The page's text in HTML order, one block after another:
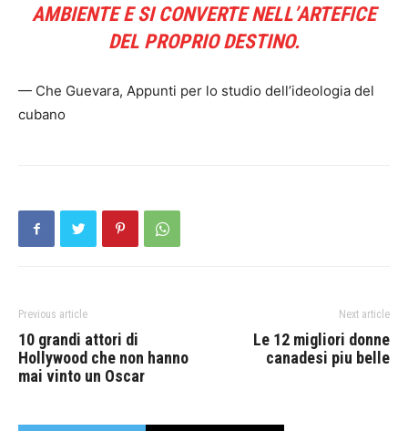
AMBIENTE E SI CONVERTE NELL’ARTEFICE
DEL PROPRIO DESTINO.
— Che Guevara, Appunti per lo studio dell’ideologia del
cubano
Previous article
10 grandi attori di
Hollywood che non hanno
mai vinto un Oscar
Next article
Le 12 migliori donne
canadesi piu belle